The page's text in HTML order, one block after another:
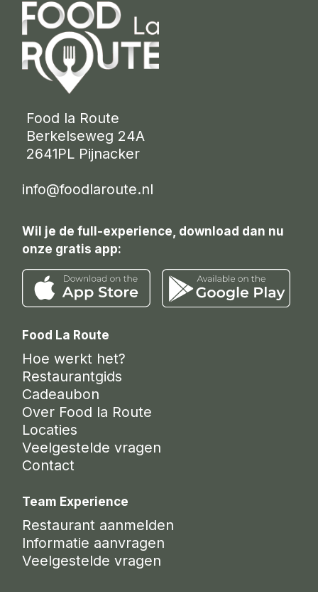
Food la Route
Berkelseweg 24A
2641PL Pijnacker
info@foodlaroute.nl
Wil je de full-experience, download dan nu
onze gratis app:
Food La Route
Hoe werkt het?
Restaurantgids
Cadeaubon
Over Food la Route
Locaties
Veelgestelde vragen
Contact
Team Experience
Restaurant aanmelden
Informatie aanvragen
Veelgestelde vragen